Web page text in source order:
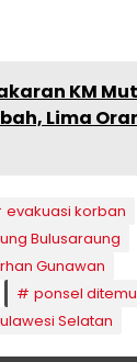
KM
Lima
evakuasi korban
Bulusaraung
Gunawan
ponsel
Selatan